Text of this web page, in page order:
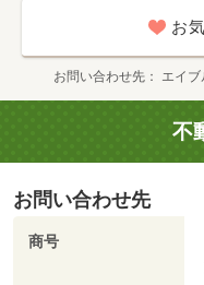
４９分/賃貸戸数:8戸
お
お問い合わせ先 エイ
不
お問い合わせ先
商号